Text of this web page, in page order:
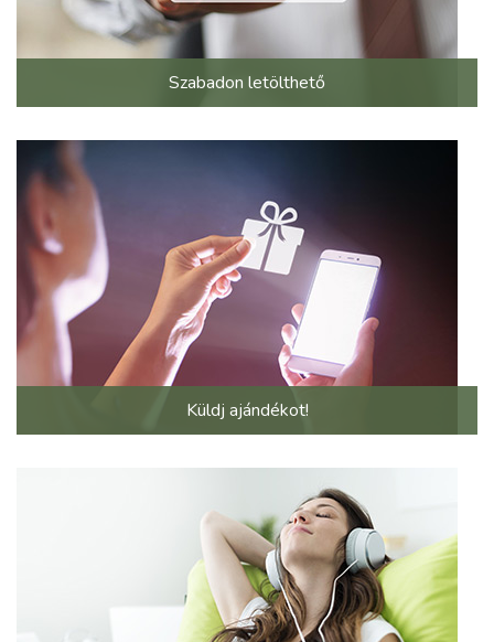
Szabadon letölthető
Küldj ajándékot!